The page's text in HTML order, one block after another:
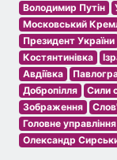
Володимир Путін
Московський
Президент України
Костянтинівка
Авдіївка
Добропілля
Сили
Зображення
Головне
Олександр